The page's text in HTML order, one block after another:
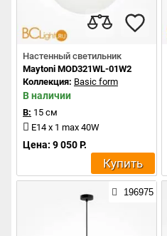
Настенный светильник
Maytoni MOD321WL-01W2
Коллекция: Basic form
В наличии
В: 15 см
E14 x 1 max 40W
Цена: 9 050 Р.
Купить
196975